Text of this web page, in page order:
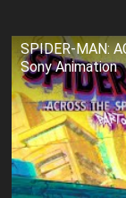
SPIDER-MAN:
Sony Animation